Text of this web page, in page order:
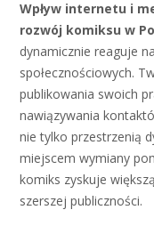
Wpływ internetu i
rozwój komiksu w
dynamicznie reaguje
społecznościowych.
publikowania swoich
nawiązywania
nie tylko przestrzenią
miejscem wymiany
komiks zyskuje
szerszej publiczności.